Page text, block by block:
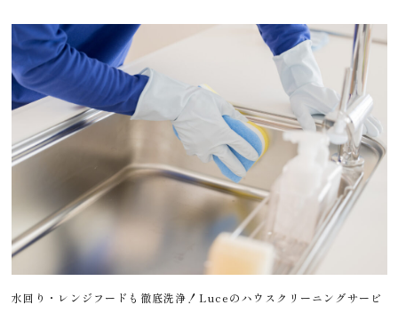
水回り・レンジフードも徹底洗浄！Luceのハウスクリーニングサービ